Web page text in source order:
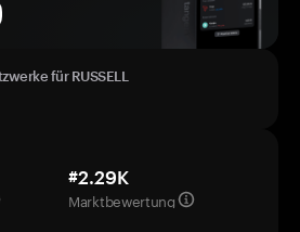
für RUSSELL
#2.29K
Marktbewertung